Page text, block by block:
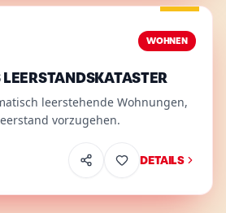
WOHNEN
leerstehende Wohnungen,
vorzugehen.
DETAILS